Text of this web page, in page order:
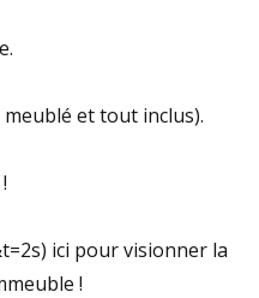
meublé et tout inclus).
ici pour visionner la
!